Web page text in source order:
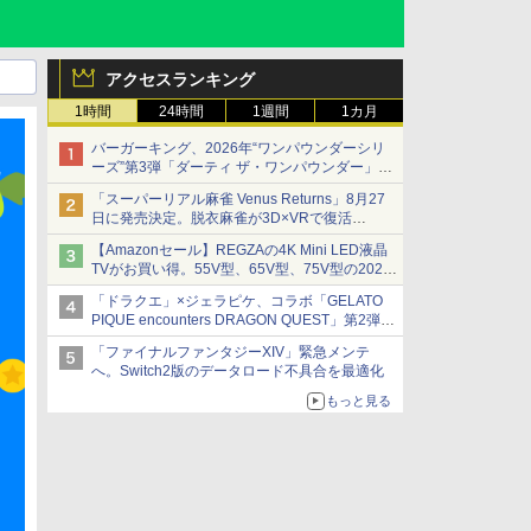
アクセスランキング
1時間 24時間 1週間 1カ月
バーガーキング、2026年“ワンパウンダーシリ
ーズ”第3弾「ダーティ ザ・ワンパウンダー」を
8月7日発売
「特製ガーリックマヨソース」を使用した超大
型チーズバーガー
「スーパーリアル麻雀 Venus Returns」8月27
日に発売決定。脱衣麻雀が3D×VRで復活
発売から2週間は20%オフになるセールが実施
【Amazonセール】REGZAの4K Mini LED液晶
TVがお買い得。55V型、65V型、75V型の2026
年モデルがラインナップ
「ドラクエ」×ジェラピケ、コラボ「GELATO
PIQUE encounters DRAGON QUEST」第2弾が
本日発売
アイスカップに入ったスライムやわたぼう、ベ
ビーサタンなどがオリジナルアートで登場
「ファイナルファンタジーXIV」緊急メンテ
へ。Switch2版のデータロード不具合を最適化
もっと見る